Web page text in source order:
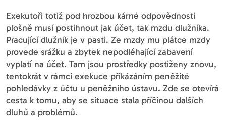
Exekutoři totiž pod hrozbou kárné odpovědnosti
plošně musí postihnout jak účet, tak mzdu dlužníka.
Pracující dlužník je v pasti. Ze mzdy mu plátce mzdy
provede srážku a zbytek nepodléhající zabavení
vyplatí na účet. Tam jsou prostředky postiženy znovu,
tentokrát v rámci exekuce přikázáním peněžité
pohledávky z účtu u peněžního ústavu. Zde se otevírá
cesta k tomu, aby se situace stala příčinou dalších
dluhů a problémů.